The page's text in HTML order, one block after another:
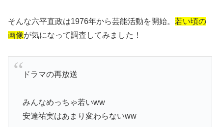
そんな六平直政は1976年から芸能活動を開始。 若い頃の
画像が気になって調査してみました！
ドラマの再放送
みんなめっちゃ若いww
安達祐実はあまり変わらないww